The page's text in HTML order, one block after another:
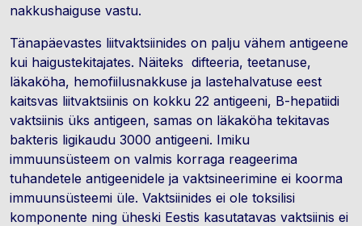
nakkushaiguse vastu.
Tänapäevastes liitvaktsiinides on palju vähem antigeene
kui haigustekitajates. Näiteks difteeria, teetanuse,
läkaköha, hemofiilusnakkuse ja lastehalvatuse eest
kaitsvas liitvaktsiinis on kokku 22 antigeeni, B-hepatiidi
vaktsiinis üks antigeen, samas on läkaköha tekitavas
bakteris ligikaudu 3000 antigeeni. Imiku
immuunsüsteem on valmis korraga reageerima
tuhandetele antigeenidele ja vaktsineerimine ei koorma
immuunsüsteemi üle. Vaktsiinides ei ole toksilisi
komponente ning üheski Eestis kasutatavas vaktsiinis ei